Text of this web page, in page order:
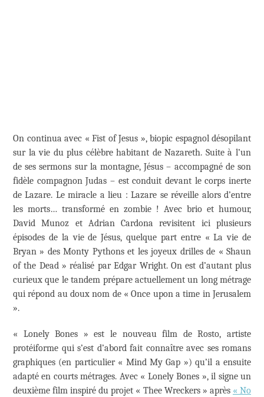
On continua avec « Fist of Jesus », biopic espagnol désopilant
sur la vie du plus célèbre habitant de Nazareth. Suite à l’un
de ses sermons sur la montagne, Jésus – accompagné de son
fidèle compagnon Judas – est conduit devant le corps inerte
de Lazare. Le miracle a lieu : Lazare se réveille alors d’entre
les morts… transformé en zombie ! Avec brio et humour,
David Munoz et Adrian Cardona revisitent ici plusieurs
épisodes de la vie de Jésus, quelque part entre « La vie de
Bryan » des Monty Pythons et les joyeux drilles de « Shaun
of the Dead » réalisé par Edgar Wright. On est d’autant plus
curieux que le tandem prépare actuellement un long métrage
qui répond au doux nom de « Once upon a time in Jerusalem
».
« Lonely Bones » est le nouveau film de Rosto, artiste
protéiforme qui s’est d’abord fait connaître avec ses romans
graphiques (en particulier « Mind My Gap ») qu’il a ensuite
adapté en courts métrages. Avec « Lonely Bones », il signe un
deuxième film inspiré du projet « Thee Wreckers » après « No